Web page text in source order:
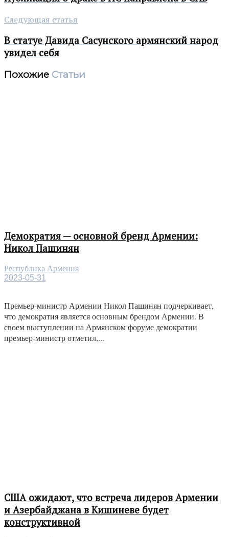
Следующая статья
В статуе Давида Сасунского армянский народ
увидел себя
Похожие Статьи
Демократия — основной бренд Армении:
Никол Пашинян
Республика Армения
2023-05-31
Премьер-министр Армении Никол Пашинян подчеркивает,
что демократия является основным брендом Армении. В
своем выступлении на Армянском форуме демократии
премьер-министр отметил,...
США ожидают, что встреча лидеров Армении
и Азербайджана в Кишиневе будет
конструктивной